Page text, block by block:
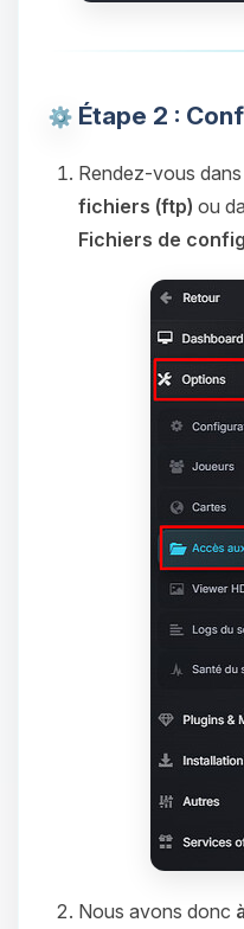
Étape 2 :
Rendez-vous dans
fichiers (ftp) ou
Fichiers de
Nous avons donc
Youpi, enfin
parler ! Moi
assistant
tu as besoin
petits
06/08/2026 à